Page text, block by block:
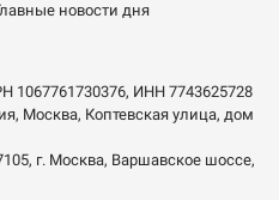
новости дня
1067761730376, ИНН 7743625728
Москва, Коптевская улица, дом
, г. Москва, Варшавское шоссе,